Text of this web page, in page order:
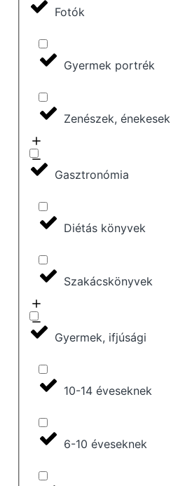
Fotók
Gyermek portrék
Zenészek, énekesek
Gasztronómia
Diétás könyvek
Szakácskönyvek
Gyermek, ifjúsági
10-14 éveseknek
6-10 éveseknek